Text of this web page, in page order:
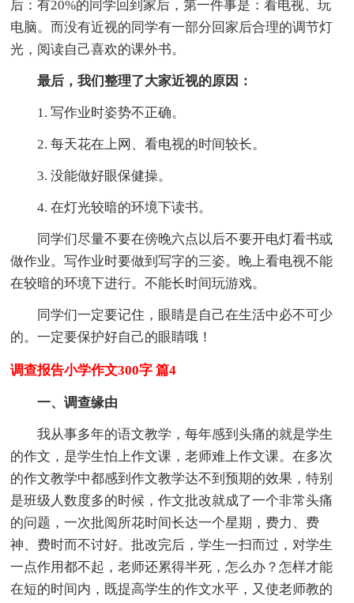
后：有20%的同学回到家后，第一件事是：看电视、玩
电脑。而没有近视的同学有一部分回家后合理的调节灯
光，阅读自己喜欢的课外书。
最后，我们整理了大家近视的原因：
1. 写作业时姿势不正确。
2. 每天花在上网、看电视的时间较长。
3. 没能做好眼保健操。
4. 在灯光较暗的环境下读书。
同学们尽量不要在傍晚六点以后不要开电灯看书或
做作业。写作业时要做到写字的三姿。晚上看电视不能
在较暗的环境下进行。不能长时间玩游戏。
同学们一定要记住，眼睛是自己在生活中必不可少
的。一定要保护好自己的眼睛哦！
调查报告小学作文300字 篇4
一、调查缘由
我从事多年的语文教学，每年感到头痛的就是学生
的作文，是学生怕上作文课，老师难上作文课。在多次
的作文教学中都感到作文教学达不到预期的效果，特别
是班级人数度多的时候，作文批改就成了一个非常头痛
的问题，一次批阅所花时间长达一个星期，费力、费
神、费时而不讨好。批改完后，学生一扫而过，对学生
一点作用都不起，老师还累得半死，怎么办？怎样才能
在短的时间内，既提高学生的作文水平，又使老师教的